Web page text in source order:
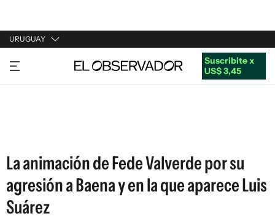
URUGUAY
URUGUAY
ARGENTINA
Suscribite x
US$ 3,45
La animación de Fede Valverde por su
agresión a Baena y en la que aparece Luis
Suárez